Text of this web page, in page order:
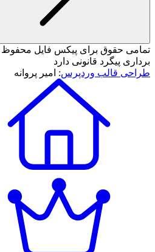
تمامی حقوق برای پیکس فایل محفوظ
برداری پیگرد قانونی دارد
طراحی قالب وردپرس: امیر پروانه